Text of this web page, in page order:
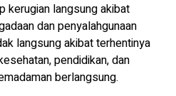
kerugian langsung akibat
dan penyalahgunaan
langsung akibat terhentinya
pendidikan, dan
berlangsung.